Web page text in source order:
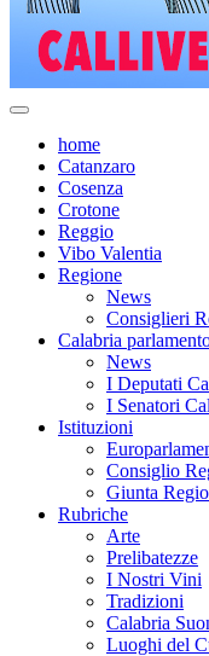
home
Catanzaro
Cosenza
Crotone
Reggio
Vibo Valentia
Regione
News
Consiglieri
Calabria
News
I Deputati
I Senatori
Istituzioni
Consiglio
Giunta
Rubriche
Arte
Prelibatezze
I Nostri Vini
Tradizioni
Calabria
Luoghi del